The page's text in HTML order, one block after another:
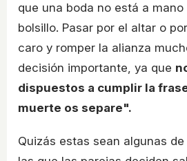
que una boda no está a
bolsillo. Pasar por el altar o
caro y romper la alianza
decisión importante, ya que
dispuestos a cumplir la
muerte os separe".
Quizás estas sean algunas